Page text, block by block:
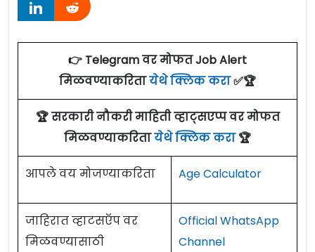
👉 Telegram वर मोफत Job Alert
मिळवण्याकरितायेथे क्लिक करा✅🏆
🏆 सरकारी नौकरी माहिती व्हाट्सएप्प वर मोफत
मिळवण्याकरितायेथे क्लिक करा🏆
आपले वय मोजण्याकरिता Age Calculator
जाहिरात व्हाटसऍप वर
मिळवण्यासाठी
Official WhatsApp
Channel